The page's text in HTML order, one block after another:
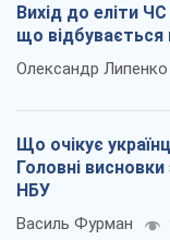
Вихід до еліти
що відбувається
Олександр Липенко
Що очікує
Головні висновки
НБУ
Василь Фурман